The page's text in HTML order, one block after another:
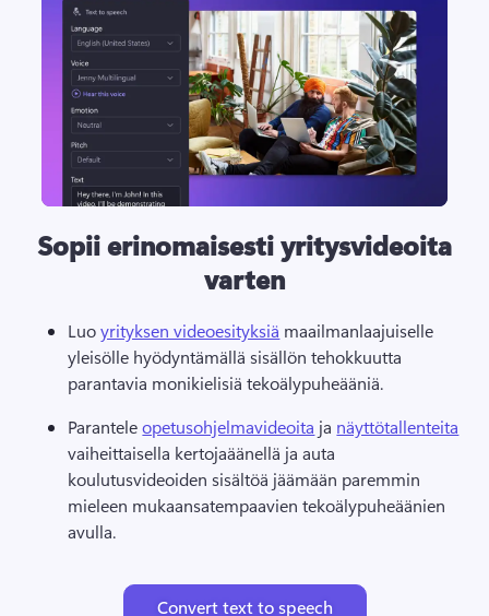
Sopii erinomaisesti yritysvideoita
varten
Luo yrityksen videoesityksiä maailmanlaajuiselle
yleisölle hyödyntämällä sisällön tehokkuutta
parantavia monikielisiä tekoälypuheääniä.
Parantele opetusohjelmavideoita ja näyttötallenteita
vaiheittaisella kertojaäänellä ja auta
koulutusvideoiden sisältöä jäämään paremmin
mieleen mukaansatempaavien tekoälypuheäänien
avulla.
Convert text to speech